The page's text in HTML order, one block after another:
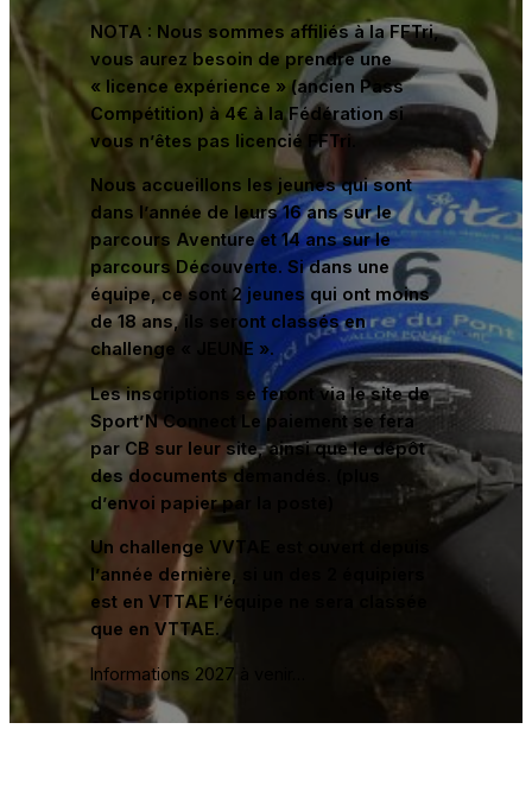
NOTA : Nous sommes affiliés à la FFTri,
vous aurez besoin de prendre une
« licence expérience » (ancien Pass
Compétition) à 4€ à la Fédération si
vous n’êtes pas licencié FFTri.
Nous accueillons les jeunes qui sont
dans l’année de leurs 16 ans sur le
parcours Aventure et 14 ans sur le
parcours Découverte. Si dans une
équipe, ce sont 2 jeunes qui ont moins
de 18 ans, ils seront classés en
challenge « JEUNE ».
Les inscriptions se feront via le site de
Sport’N Connect Le paiement se fera
par CB sur leur site, ainsi que le dépôt
des documents demandés. (plus
d’envoi papier par la poste)
Un challenge VVTAE est ouvert depuis
l’année dernière, si un des 2 équipiers
est en VTTAE l’équipe ne sera classée
que en VTTAE.
Informations 2027 à venir…